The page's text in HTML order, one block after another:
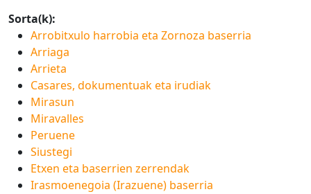
Sorta(k):
Arrobitxulo harrobia eta Zornoza baserria
Arriaga
Arrieta
Casares, dokumentuak eta irudiak
Mirasun
Miravalles
Peruene
Siustegi
Etxen eta baserrien zerrendak
Irasmoenegoia (Irazuene) baserria